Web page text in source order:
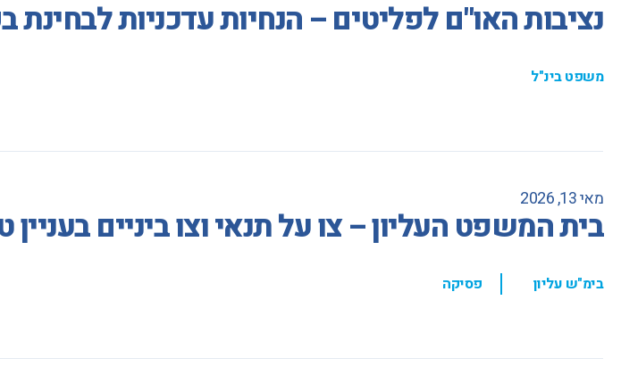
נציבות האו"ם לפליטים – הנחיות עדכניות
משפט בינ"ל
מאי 13, 2026
בית המשפט העליון – צו על תנאי וצו ביניים
בימ"ש עליון , פסיקה